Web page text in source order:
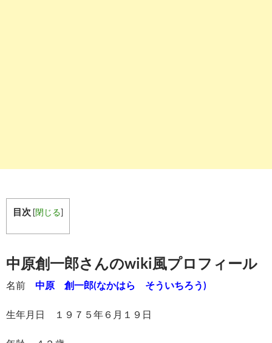
目次 [閉じる]
中原創一郎さんのwiki風プロフィール
名前 中原 創一郎(なかはら そういちろう)
生年月日 １９７５年６月１９日